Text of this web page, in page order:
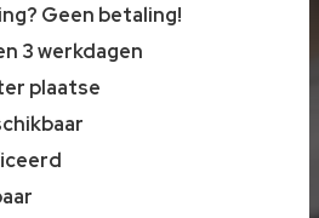
Geen betaling!
3 werkdagen
plaatse